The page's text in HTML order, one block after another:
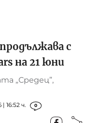
с
на 21 юни
„Средец”,
16:52 ч. 0